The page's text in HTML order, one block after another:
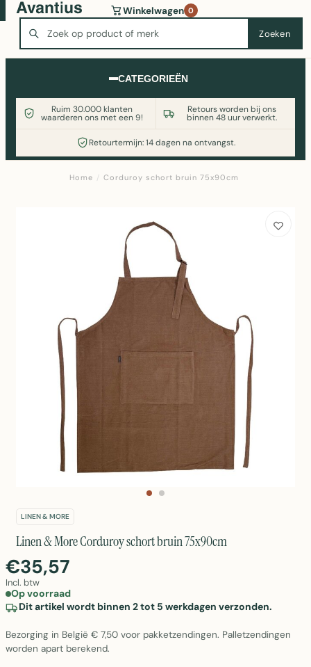
Zoeken
Winkelwagen 0
CATEGORIEËN
Ruim 30.000 klanten
waarderen ons met een 9!
Retours worden bij ons
binnen 48 uur verwerkt.
Retourtermijn: 14 dagen na ontvangst.
Wasmachine of koelkast nodig? Vergelijk alle prijzen op
Witgoedaanbod.nl
Home / Corduroy schort bruin 75x90cm
LINEN & MORE
Linen & More Corduroy schort bruin 75x90cm
€35,57
Incl. btw
Op voorraad
Dit artikel wordt binnen 2 tot 5 werkdagen verzonden.
Bezorging in België € 7,50 voor pakketzendingen. Palletzendingen
worden apart berekend.